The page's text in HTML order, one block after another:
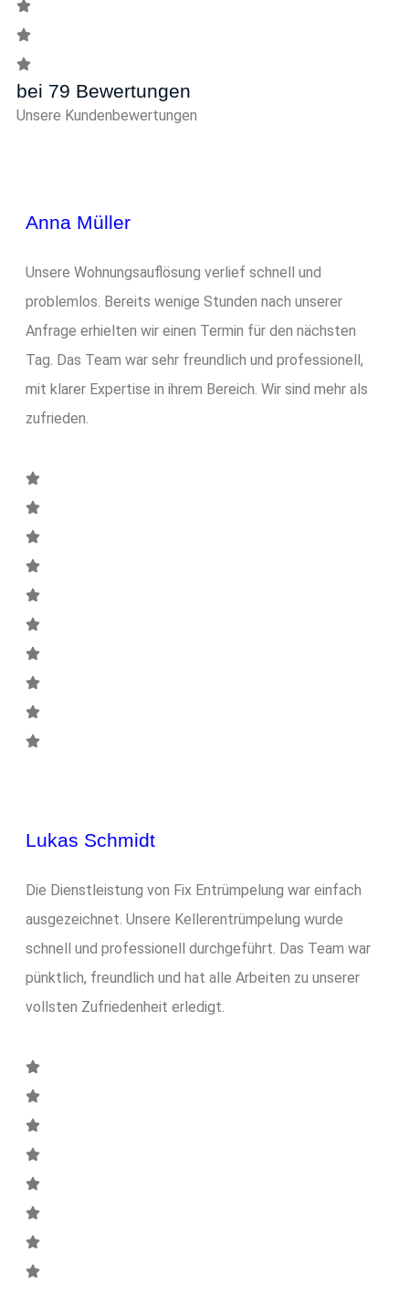
bei 79 Bewertungen
Unsere Kundenbewertungen
Anna Müller
Unsere Wohnungsauflösung verlief schnell und
problemlos. Bereits wenige Stunden nach unserer
Anfrage erhielten wir einen Termin für den nächsten
Tag. Das Team war sehr freundlich und professionell,
mit klarer Expertise in ihrem Bereich. Wir sind mehr als
zufrieden.
Lukas Schmidt
Die Dienstleistung von Fix Entrümpelung war einfach
ausgezeichnet. Unsere Kellerentrümpelung wurde
schnell und professionell durchgeführt. Das Team war
pünktlich, freundlich und hat alle Arbeiten zu unserer
vollsten Zufriedenheit erledigt.